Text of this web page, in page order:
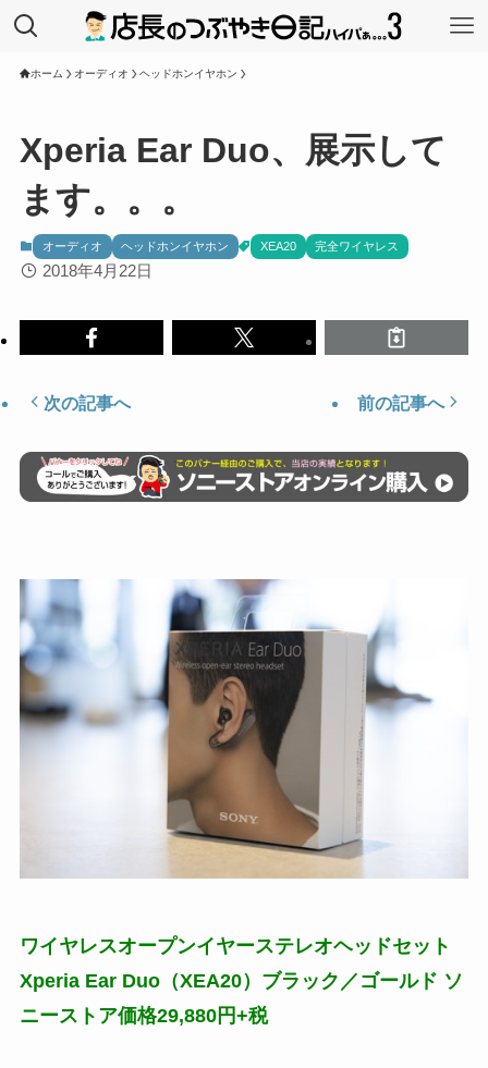
ホーム オーディオ ヘッドホンイヤホン
Xperia Ear Duo、展示して
ます。。。
オーディオ ヘッドホンイヤホン XEA20 完全ワイヤレス
2018年4月22日
次の記事へ 前の記事へ
ワイヤレスオープンイヤーステレオヘッドセット
Xperia Ear Duo（XEA20）ブラック／ゴールド ソ
ニーストア価格29,880円+税